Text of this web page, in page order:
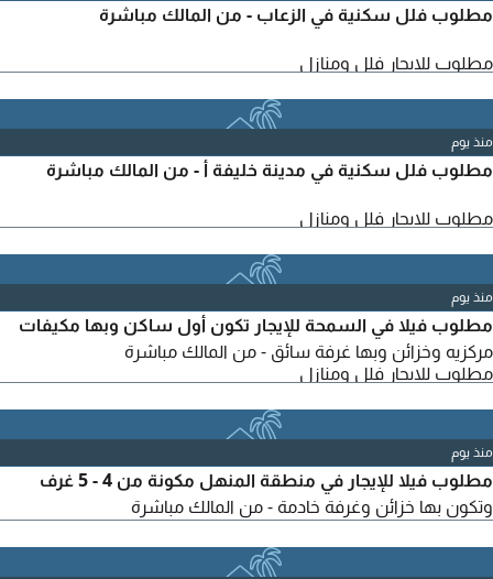
مطلوب فلل سكنية في الزعاب - من المالك مباشرة
مطلوب للايجار فلل ومنازل
منذ يوم
مطلوب فلل سكنية في مدينة خليفة أ - من المالك مباشرة
مطلوب للايجار فلل ومنازل
منذ يوم
مطلوب فيلا في السمحة للإيجار تكون أول ساكن وبها مكيفات
مركزيه وخزائن وبها غرفة سائق - من المالك مباشرة
مطلوب للايجار فلل ومنازل
منذ يوم
مطلوب فيلا للإيجار في منطقة المنهل مكونة من 4 - 5 غرف
وتكون بها خزائن وغرفة خادمة - من المالك مباشرة